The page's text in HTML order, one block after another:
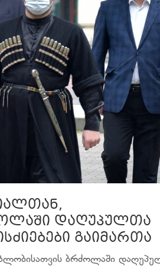
დაღუპულთა
გაიმართა
ბრძოლაში